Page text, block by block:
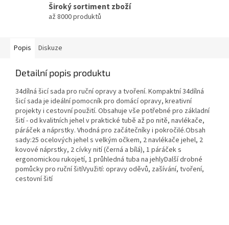
Široký sortiment zboží
až 8000 produktů
Popis Diskuze
Detailní popis produktu
34dílná šicí sada pro ruční opravy a tvoření. Kompaktní 34dílná
šicí sada je ideální pomocník pro domácí opravy, kreativní
projekty i cestovní použití. Obsahuje vše potřebné pro základní
šití - od kvalitních jehel v praktické tubě až po nitě, navlékače,
páráček a náprstky. Vhodná pro začátečníky i pokročilé.Obsah
sady:25 ocelových jehel s velkým očkem, 2 navlékače jehel, 2
kovové náprstky, 2 cívky nití (černá a bílá), 1 páráček s
ergonomickou rukojetí, 1 průhledná tuba na jehlyDalší drobné
pomůcky pro ruční šitíVyužití: opravy oděvů, zašívání, tvoření,
cestovní šití